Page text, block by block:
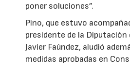
poner soluciones”.
Pino, que estuvo
presidente de la Diputación
Javier Faúndez, aludió
medidas aprobadas en